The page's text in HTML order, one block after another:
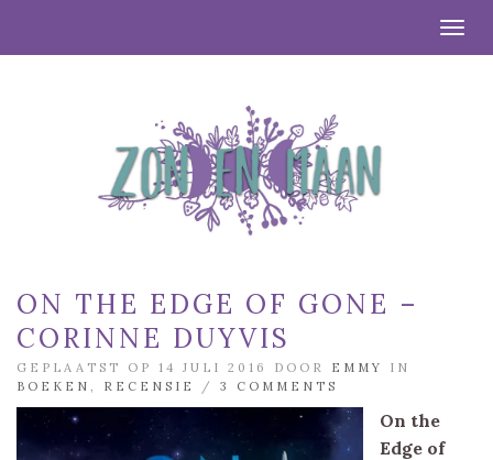
ON THE EDGE OF GONE –
CORINNE DUYVIS
GEPLAATST OP 14 JULI 2016 DOOR EMMY
IN
BOEKEN
RECENSIE / 3 COMMENTS
On the
Edge of